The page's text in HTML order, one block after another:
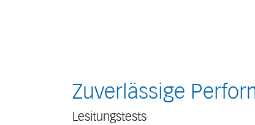
Zuverlässige
Lesitungstests